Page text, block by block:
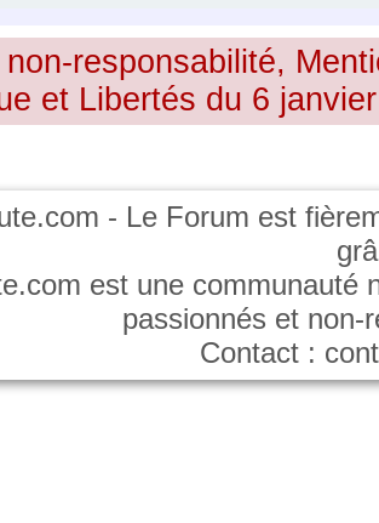
responsabilité,
et Libertés du 6
- Le Forum est
est une communauté
passionnés et
Contact :